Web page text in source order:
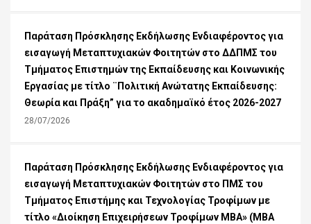
Παράταση Πρόσκλησης Εκδήλωσης Ενδιαφέροντος για
εισαγωγή Μεταπτυχιακών Φοιτητών στο ΔΔΠΜΣ του
Τμήματος Επιστημών της Εκπαίδευσης και Κοινωνικής
Εργασίας με τίτλο ¨Πολιτική Ανώτατης Εκπαίδευσης:
Θεωρία και Πράξη” για το ακαδημαϊκό έτος 2026-2027
28/07/2026
Παράταση Πρόσκλησης Εκδήλωσης Ενδιαφέροντος για
εισαγωγή Μεταπτυχιακών Φοιτητών στο ΠΜΣ του
Τμήματος Επιστήμης και Τεχνολογίας Τροφίμων με
τίτλο «Διοίκηση Επιχειρήσεων Τροφίμων ΜΒΑ» (MBA